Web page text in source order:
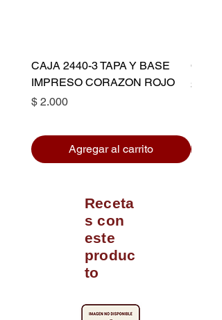
CAJA 2440-3 TAPA Y BASE
IMPRESO CORAZON ROJO
Precio
$ 2.000
Agregar al carrito
Precio
$
Receta
s con
este
produc
to